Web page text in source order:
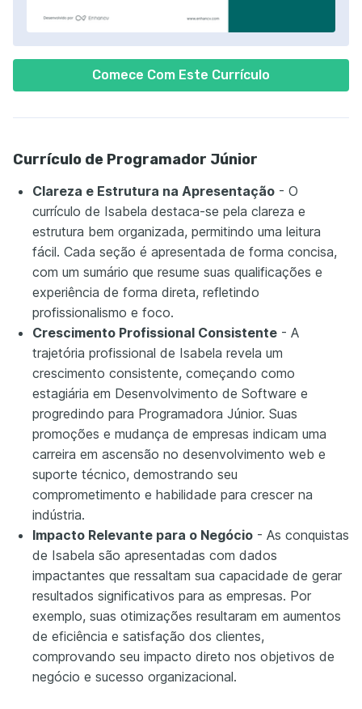
Comece Com Este Currículo
Currículo de Programador Júnior
Clareza e Estrutura na Apresentação - O
currículo de Isabela destaca-se pela clareza e
estrutura bem organizada, permitindo uma leitura
fácil. Cada seção é apresentada de forma concisa,
com um sumário que resume suas qualificações e
experiência de forma direta, refletindo
profissionalismo e foco.
Crescimento Profissional Consistente - A
trajetória profissional de Isabela revela um
crescimento consistente, começando como
estagiária em Desenvolvimento de Software e
progredindo para Programadora Júnior. Suas
promoções e mudança de empresas indicam uma
carreira em ascensão no desenvolvimento web e
suporte técnico, demostrando seu
comprometimento e habilidade para crescer na
indústria.
Impacto Relevante para o Negócio - As conquistas
de Isabela são apresentadas com dados
impactantes que ressaltam sua capacidade de gerar
resultados significativos para as empresas. Por
exemplo, suas otimizações resultaram em aumentos
de eficiência e satisfação dos clientes,
comprovando seu impacto direto nos objetivos de
negócio e sucesso organizacional.